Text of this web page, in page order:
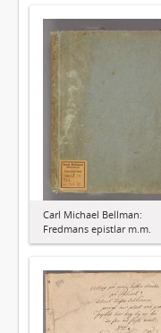
Carl Michael Bellman:
Fredmans epistlar m.m.